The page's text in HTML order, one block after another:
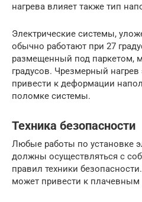
нагрева влияет также тип
Электрические системы,
обычно работают при 27
размещенный под паркетом,
градусов. Чрезмерный
привести к деформации
поломке системы.
Техника безопасности
Любые работы по установке
должны осуществляться с
правил техники
может привести к плачевным